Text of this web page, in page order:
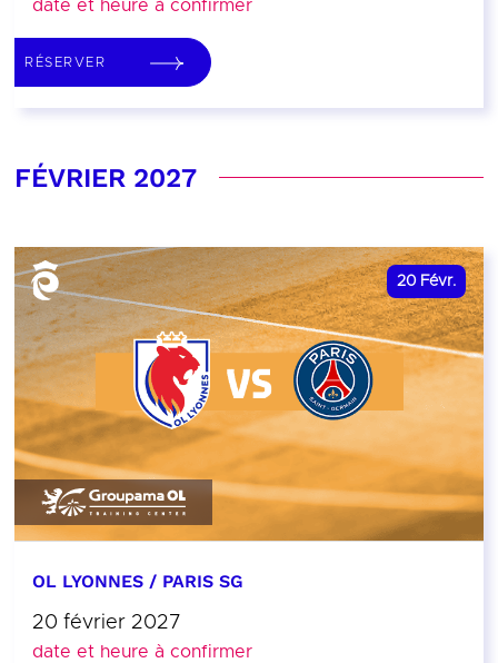
date et heure à confirmer
RÉSERVER
FÉVRIER 2027
20 Févr.
OL LYONNES / PARIS SG
20 février 2027
date et heure à confirmer